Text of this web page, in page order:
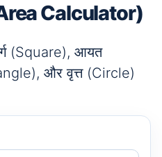
Calculator)
(Square), आयत
और वृत्त (Circle)